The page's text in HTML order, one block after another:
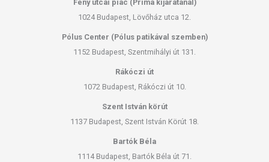
Fény utcai piac (Príma kijáratánál)
1024 Budapest, Lövőház utca 12.
Pólus Center (Pólus patikával szemben)
1152 Budapest, Szentmihályi út 131.
Rákóczi út
1072 Budapest, Rákóczi út 10.
Szent István körút
1137 Budapest, Szent István Körút 18.
Bartók Béla
1114 Budapest, Bartók Béla út 71.